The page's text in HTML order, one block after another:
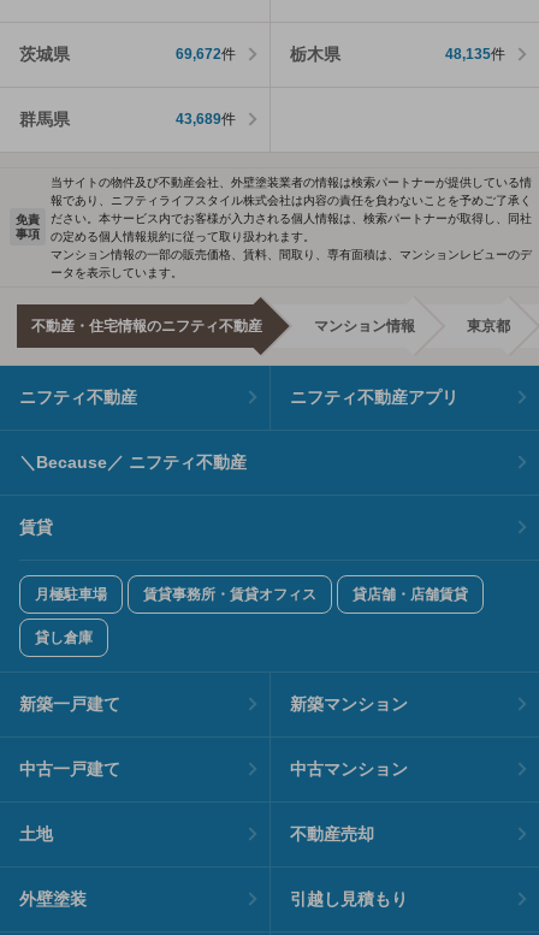
茨城県 69,672件 栃木県 48,135件
群馬県 43,689件
免責
事項
当サイトの物件及び不動産会社、外壁塗装業者の情報は検索パートナーが提供している情
報であり、ニフティライフスタイル株式会社は内容の責任を負わないことを予めご了承く
ださい。本サービス内でお客様が入力される個人情報は、検索パートナーが取得し、同社
の定める個人情報規約に従って取り扱われます。
マンション情報の一部の販売価格、賃料、間取り、専有面積は、マンションレビューのデ
ータを表示しています。
不動産・住宅情報のニフティ不動産 マンション情報 東京都
ニフティ不動産 ニフティ不動産アプリ
＼Because／ ニフティ不動産
賃貸
月極駐車場 賃貸事務所・賃貸オフィス 貸店舗・店舗賃貸
貸し倉庫
新築一戸建て 新築マンション
中古一戸建て 中古マンション
土地 不動産売却
外壁塗装 引越し見積もり